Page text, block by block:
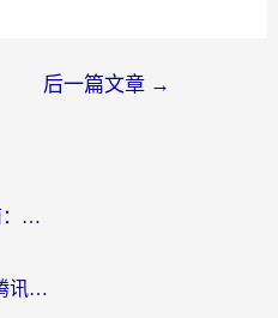
后一篇文章 →
海外党连中国VPN避坑指南：如何选到真正能无缝刷国内资源的加速器？
快帆TV版VPN好用吗？和腾讯VPN对比哪个回国效果更好？海外党必看的真实体验指南